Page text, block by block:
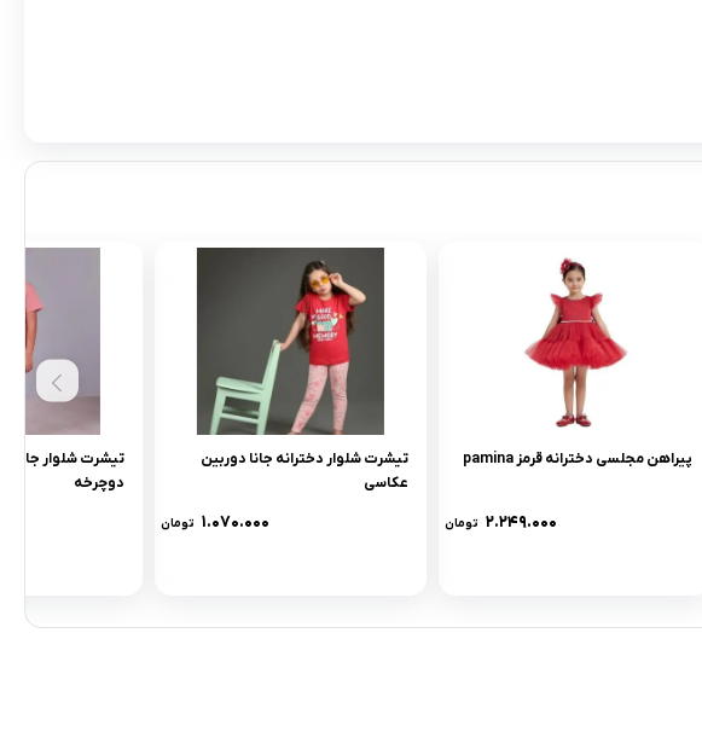
پیراهن مجلسی دخترانه قرمز pamina
۲.۲۴۹.۰۰۰ تومان
تیشرت شلوار دخترانه جانا دوربین
عکاسی
۱.۰۷۰.۰۰۰ تومان
تیشرت شلوار جانا
دوچرخه